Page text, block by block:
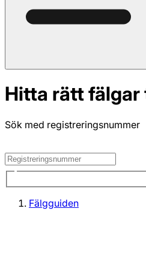
Hitta rätt fälgar
Sök med registreringsnummer
Fälgguiden